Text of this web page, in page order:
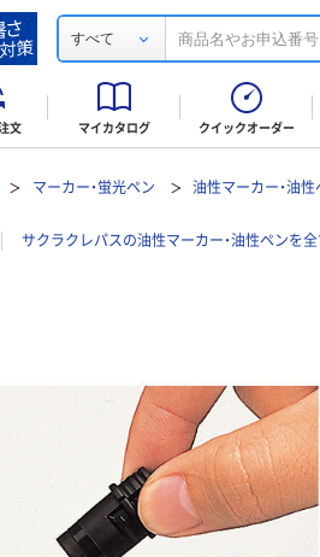
すべて
文 マイカタログ クイックオーダー
マーカー・蛍光ペン 油性マーカー・油性
サクラクレパスの油性マーカー・油性ペンを